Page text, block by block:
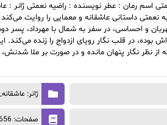
نعمتی داستانی عاشقانه و معمایی را روایت می‌کند
و احساسی، در سفر به شمال با مهرداد،
بوده، در قلب نگار رویای ازدواج را زنده
از نظر نگار پنهان مانده و در صورت بر ملا
ژانر:
صفحات: 656